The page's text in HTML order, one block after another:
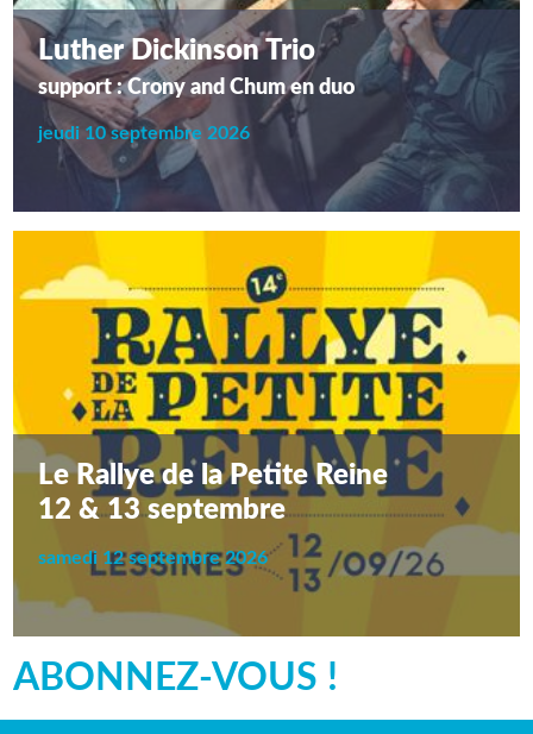
Luther Dickinson Trio
support : Crony and Chum en duo
jeudi 10 septembre 2026
Le Rallye de la Petite Reine
12 & 13 septembre
samedi 12 septembre 2026
ABONNEZ-VOUS !